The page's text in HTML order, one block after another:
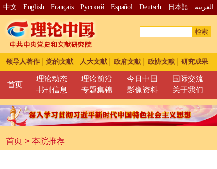
中文 English Français Pусский Español Deutsch 日本語 العربية
检索
领导人著作 党的文献 人大文献 政府文献 政协文献 研究成果
首页
理论动态 理论前沿 今日中国
国际交流
书刊信息
专题集锦 影像资料 关于我们
首页> 本院推荐